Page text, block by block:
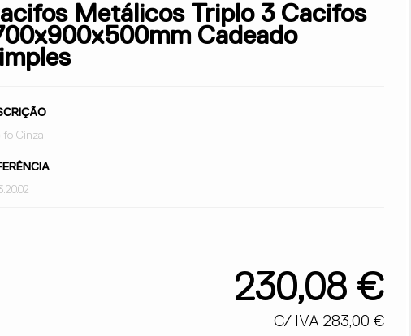
Metálicos Triplo 3 Cacifos
Cadeado
Cinza
230,08 €
C/ IVA 283,00 €